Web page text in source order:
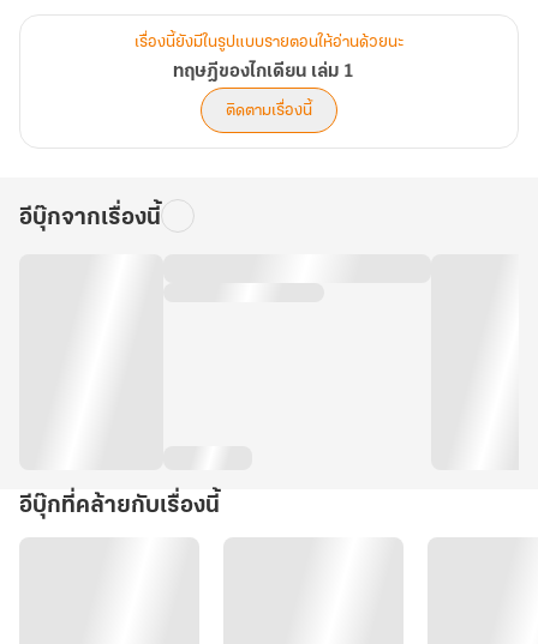
เรื่องนี้ยังมีในรูปแบบรายตอนให้อ่านด้วยนะ
ทฤษฎีของไกเดียน เล่ม 1
ติดตามเรื่องนี้
อีบุ๊กจากเรื่องนี้
อีบุ๊กที่คล้ายกับเรื่องนี้